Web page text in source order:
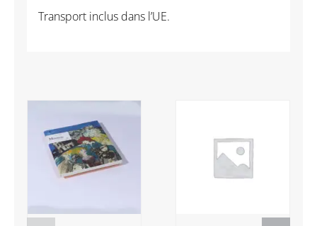
Transport inclus dans l’UE.